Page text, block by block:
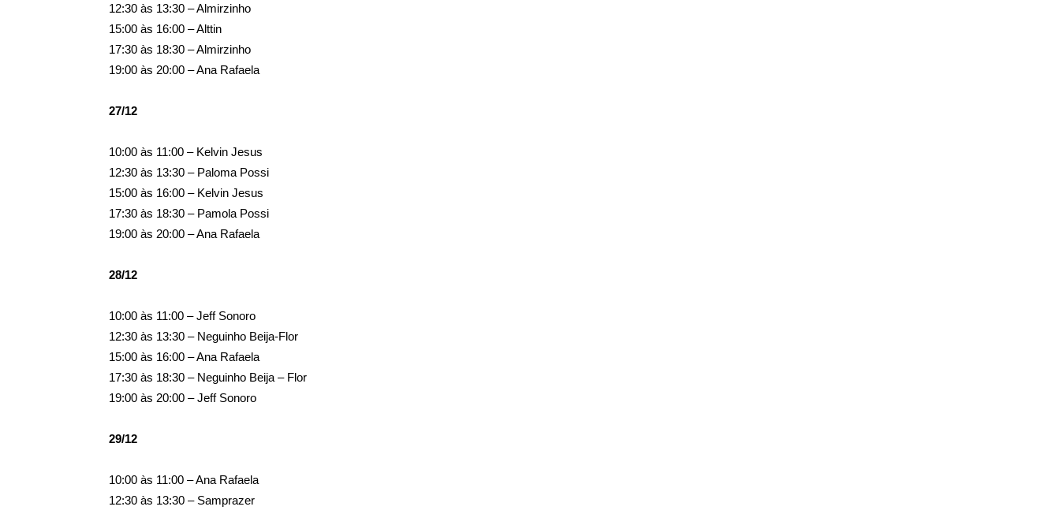
12:30 às 13:30 – Almirzinho
15:00 às 16:00 – Alttin
17:30 às 18:30 – Almirzinho
19:00 às 20:00 – Ana Rafaela
27/12
10:00 às 11:00 – Kelvin Jesus
12:30 às 13:30 – Paloma Possi
15:00 às 16:00 – Kelvin Jesus
17:30 às 18:30 – Pamola Possi
19:00 às 20:00 – Ana Rafaela
28/12
10:00 às 11:00 – Jeff Sonoro
12:30 às 13:30 – Neguinho Beija-Flor
15:00 às 16:00 – Ana Rafaela
17:30 às 18:30 – Neguinho Beija – Flor
19:00 às 20:00 – Jeff Sonoro
29/12
10:00 às 11:00 – Ana Rafaela
12:30 às 13:30 – Samprazer